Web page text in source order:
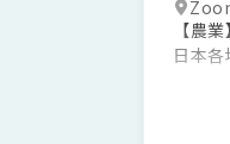
・時
・開
【農
日本
1時